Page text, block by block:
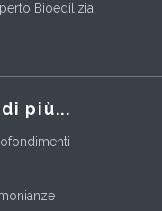
Bioedilizia
più...